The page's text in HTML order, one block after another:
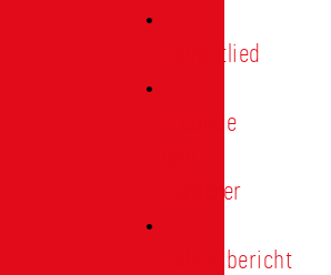
Heimatlied
Freunde
Förderer
Jahresbericht